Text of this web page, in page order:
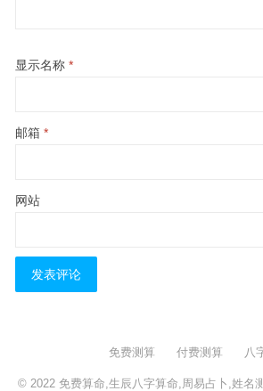
显示名称 *
邮箱 *
网站
免费测算 付费测算 八
© 2022 免费算命,生辰八字算命,周易占卜,姓名